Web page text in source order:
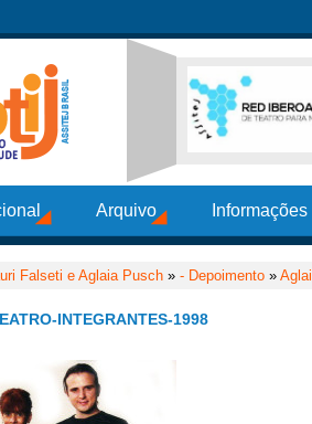
Arquivo
Falseti e Aglaia Pusch » - Depoimento »
INTEGRANTES-1998